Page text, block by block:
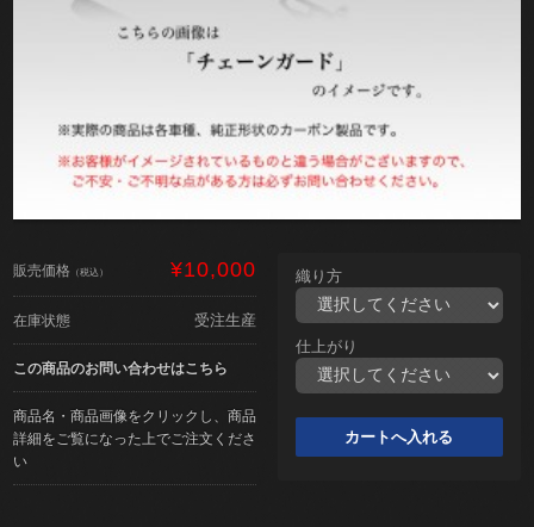
販売価格 （税込） ¥10,000
在庫状態 受注生産
この商品のお問い合わせはこちら
商品名・商品画像をクリックし、商品
詳細をご覧になった上でご注文くださ
い
織り方
仕上がり